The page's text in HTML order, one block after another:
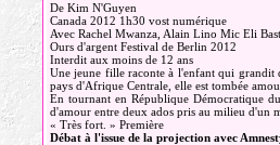
De Kim N'Guyen
Canada 2012 1h30 vost numérique
Avec Rachel Mwanza, Alain Lino Mic Eli
Ours d'argent Festival de Berlin 2012
Interdit aux moins de 12 ans
Une jeune fille raconte à l'enfant qui grandit
pays d'Afrique Centrale, elle est tombée
En tournant en République Démocratique
d'amour entre deux ados pris au milieu d'un
« Très fort. » Première
Débat à l'issue de la projection avec